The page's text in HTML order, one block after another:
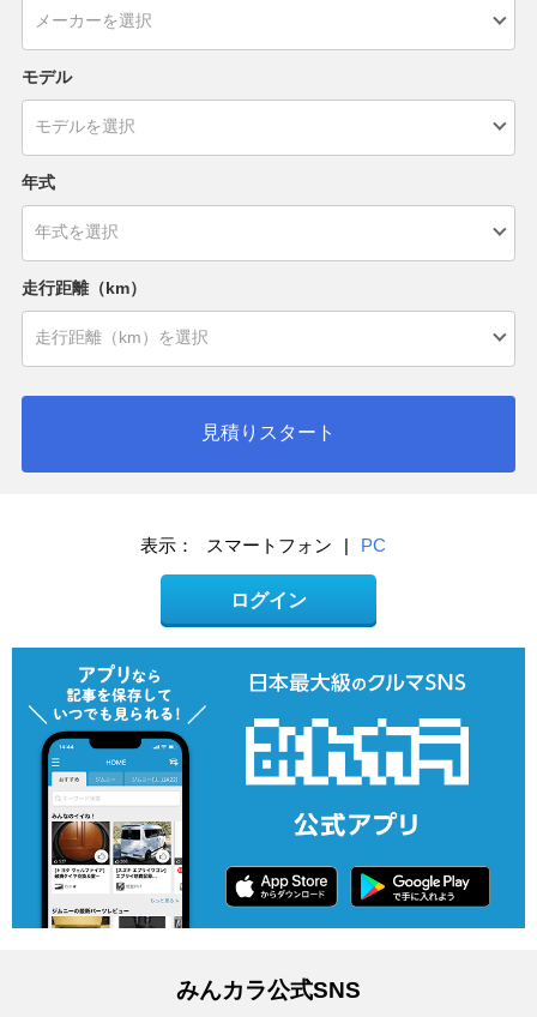
モデル
年式
走行距離（km）
見積りスタート
表示： スマートフォン | PC
ログイン
みんカラ公式SNS